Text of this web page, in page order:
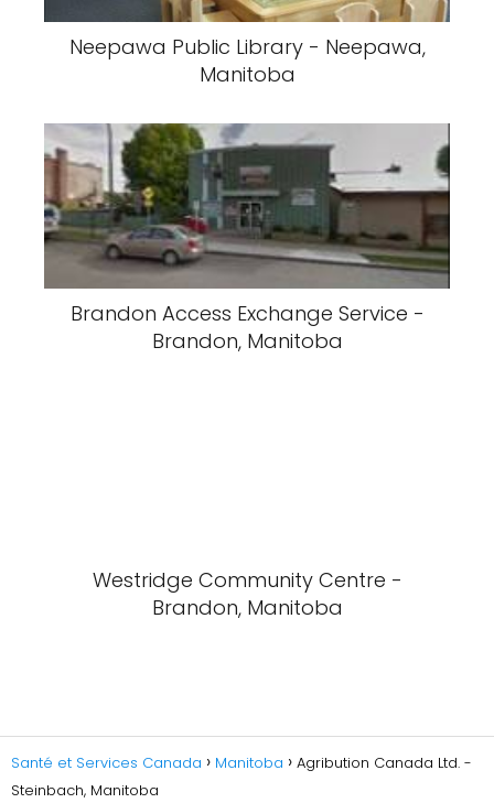
Neepawa Public Library - Neepawa,
Manitoba
Brandon Access Exchange Service -
Brandon, Manitoba
Westridge Community Centre -
Brandon, Manitoba
Santé et Services Canada Manitoba
Agribution Canada Ltd. -
Steinbach, Manitoba